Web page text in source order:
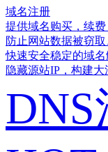
域名注册
提供域名购买，续
防止网站数据被窃
快速安全稳定的域
隐藏源站IP，构建大